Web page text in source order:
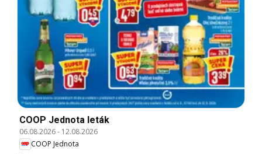
COOP Jednota leták
06.08.2026- 12.08.2026
COOP Jednota